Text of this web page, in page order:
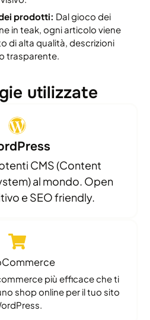
prodotti: Dal gioco dei
in teak, ogni articolo viene
di alta qualità, descrizioni
trasparente.
utilizzate
CMS (Content
al mondo. Open
e SEO friendly.
più efficace che ti
shop online per il tuo sito